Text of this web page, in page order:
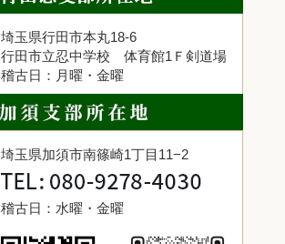
埼玉県行田市本丸18-6
行田市立忍中学校 体育館1Ｆ剣道場
稽古日：月曜・金曜
埼玉県加須市南篠崎1丁目11−2
稽古日：水曜・金曜